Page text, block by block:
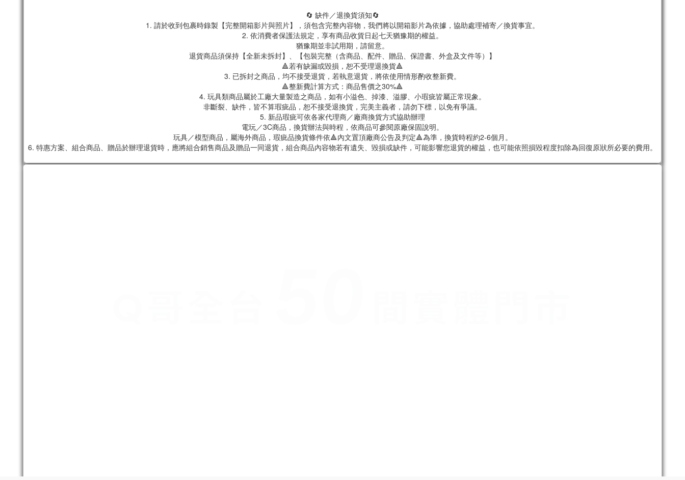
🔄 缺件／退換貨須知🔄
1. 請於收到包裹時錄製【完整開箱影片與照片】，須包含完整內容物，我們將以開箱影片為依據，協助處理補寄／換貨事宜。
2. 依消費者保護法規定，享有商品收貨日起七天猶豫期的權益。
猶豫期並非試用期，請留意。
退貨商品須保持【全新未拆封】、【包裝完整（含商品、配件、贈品、保證書、外盒及文件等）】
🔺若有缺漏或毀損，恕不受理退換貨🔺
3. 已拆封之商品，均不接受退貨，若執意退貨，將依使用情形酌收整新費。
🔺整新費計算方式：商品售價之30%🔺
4. 玩具類商品屬於工廠大量製造之商品，如有小溢色、掉漆、溢膠、小瑕疵皆屬正常現象。
非斷裂、缺件，皆不算瑕疵品，恕不接受退換貨，完美主義者，請勿下標，以免有爭議。
5. 新品瑕疵可依各家代理商／廠商換貨方式協助辦理
電玩／3C商品，換貨辦法與時程，依商品可參閱原廠保固說明。
玩具／模型商品，屬海外商品，瑕疵品換貨條件依🔺內文置頂廠商公告及判定🔺為準，換貨時程約2-6個月。
6. 特惠方案、組合商品、贈品於辦理退貨時，應將組合銷售商品及贈品一同退貨，組合商品內容物若有遺失、毀損或缺件，可能影響您退貨的權益，也可能依照損毀程度扣除為回復原狀所必要的費用。